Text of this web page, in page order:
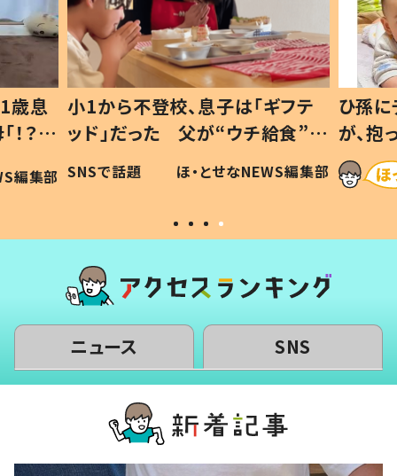
歳息
？」
編集部
小1から不登校、息子は「ギフテ
ッド」だった 父が“ウチ給食”を
作り続ける理由とは #令和の親
#令和の子
SNSで話題 ほ・とせなNEWS編集部
ひ孫
が、
「涙が
い」
ニュース SNS